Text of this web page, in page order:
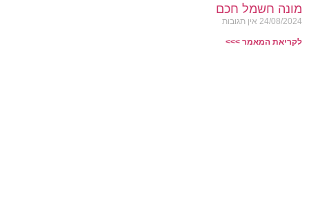
מונה חשמל חכם
24/08/2024 אין תגובות
לקריאת המאמר >>>